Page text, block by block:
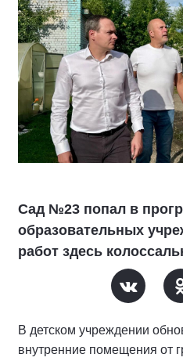
Сад №23 попал в
образовательных
работ здесь
В детском учреждении
внутренние помещения от